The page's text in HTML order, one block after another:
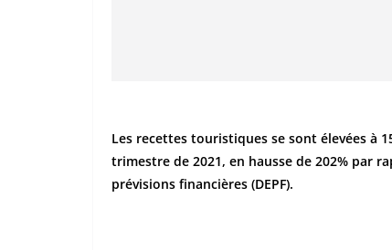
Les recettes touristiques se sont élevées à
trimestre de 2021, en hausse de 202% par
prévisions financières (DEPF).